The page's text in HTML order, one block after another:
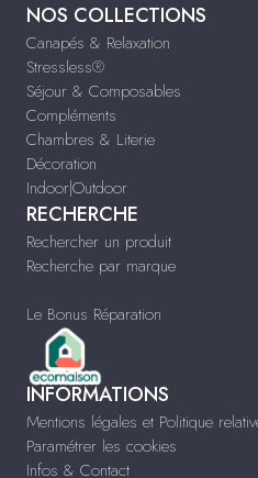
NOS COLLECTIONS
Canapés & Relaxation
Stressless®
Séjour & Composables
Compléments
Chambres & Literie
Décoration
Indoor|Outdoor
RECHERCHE
Rechercher un produit
Recherche par marque
Le Bonus Réparation
INFORMATIONS
Mentions légales et Politique
Paramétrer les cookies
Infos & Contact